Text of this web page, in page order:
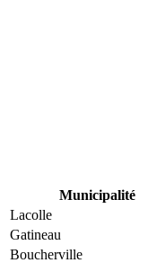
Municipalité
Lacolle
Gatineau
Boucherville